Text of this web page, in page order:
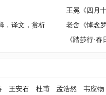
王冕《四月
，译文，赏析
老舍《悼念
《踏莎行·
王安石 杜甫 孟浩然 韦应物